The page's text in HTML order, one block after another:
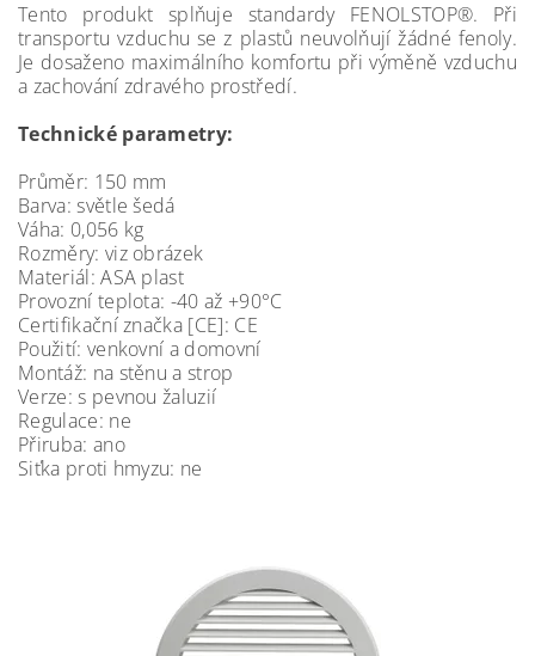
Tento produkt splňuje standardy FENOLSTOP®. Při
transportu vzduchu se z plastů neuvolňují žádné fenoly.
Je dosaženo maximálního komfortu při výměně vzduchu
a zachování zdravého prostředí.
Technické parametry:
Průměr: 150 mm
Barva: světle šedá
Váha: 0,056 kg
Rozměry: viz obrázek
Materiál: ASA plast
Provozní teplota: -40 až +90°C
Certifikační značka [CE]: CE
Použití: venkovní a domovní
Montáž: na stěnu a strop
Verze: s pevnou žaluzií
Regulace: ne
Přiruba: ano
Siťka proti hmyzu: ne